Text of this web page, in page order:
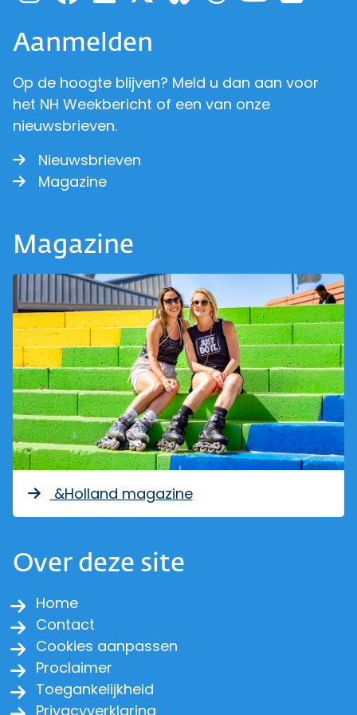
Aanmelden
Op de hoogte blijven? Meld u dan aan voor
het NH Weekbericht of een van onze
nieuwsbrieven.
Nieuwsbrieven
Magazine
Magazine
&Holland magazine
Over deze site
Home
Contact
Cookies aanpassen
Proclaimer
Toegankelijkheid
Privacyverklaring